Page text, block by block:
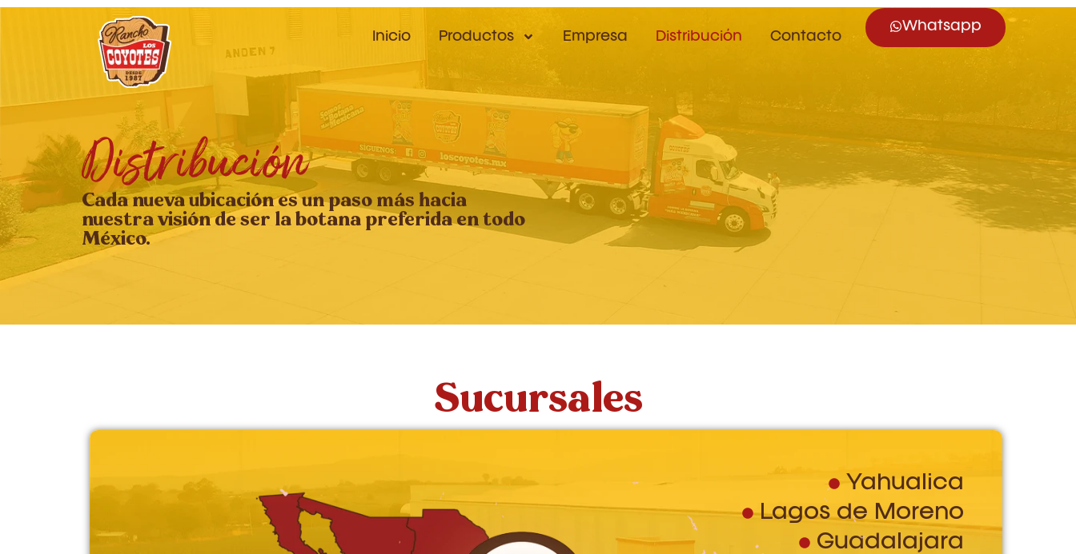
Inicio Productos Empresa Distribución Contacto
Whatsapp
Distribución
Cada nueva ubicación es un paso más hacia
nuestra visión de ser la botana preferida en todo
México.
Sucursales
Yahualica
Lagos de Moreno
Guadalajara